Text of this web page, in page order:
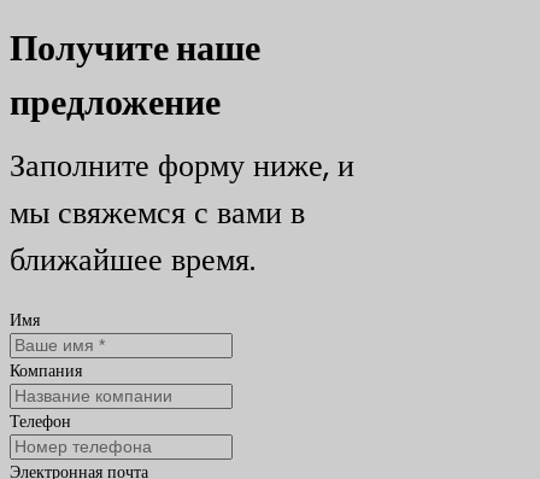
Получите наше
предложение
Заполните форму ниже, и
мы свяжемся с вами в
ближайшее время.
Имя
Компания
Телефон
Электронная почта